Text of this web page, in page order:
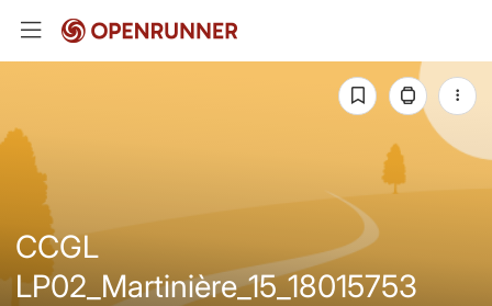
CCGL
LP02_Martinière_15_18015753